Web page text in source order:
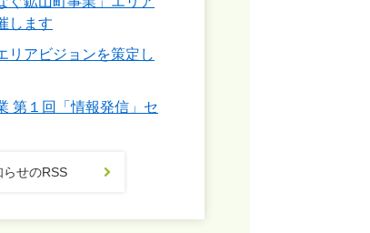
します
アビジョンを策定し
第１回「情報発信」セ
らせのRSS